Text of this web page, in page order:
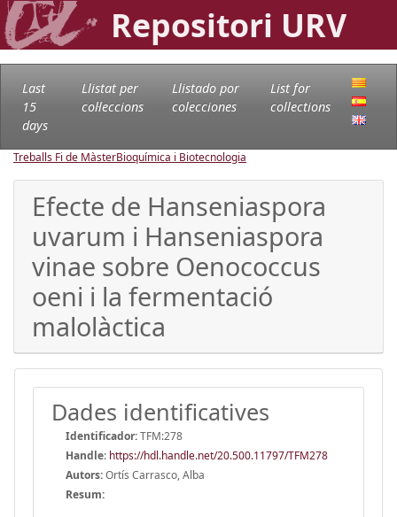
Repositori URV
Last
15
days
Llistat per
col·leccions
Llistado por
colecciones
List for
collections
Treballs Fi de MàsterBioquímica i Biotecnologia
Efecte de Hanseniaspora
uvarum i Hanseniaspora
vinae sobre Oenococcus
oeni i la fermentació
malolàctica
Dades identificatives
Identificador:TFM:278
Handle: https://hdl.handle.net/20.500.11797/TFM278
Autors:Ortís Carrasco, Alba
Resum: